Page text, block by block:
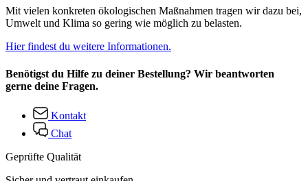
Mit vielen konkreten ökologischen Maßnahmen tragen wir dazu bei,
Umwelt und Klima so gering wie möglich zu belasten.
Hier findest du weitere Informationen.
Benötigst du Hilfe zu deiner Bestellung? Wir beantworten
gerne deine Fragen.
Kontakt
Chat
Geprüfte Qualität